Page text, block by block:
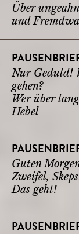
Über
und
Nur Geduld!
gehen?
Wer über
Hebel
Guten
Zweifel,
Das geht!